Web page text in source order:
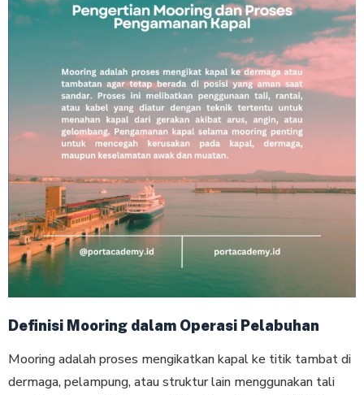
Definisi Mooring dalam Operasi Pelabuhan
Mooring adalah proses mengikatkan kapal ke titik tambat di
dermaga, pelampung, atau struktur lain menggunakan tali